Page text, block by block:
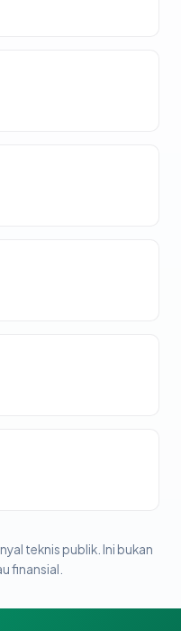
teknis publik. Ini bukan
finansial.